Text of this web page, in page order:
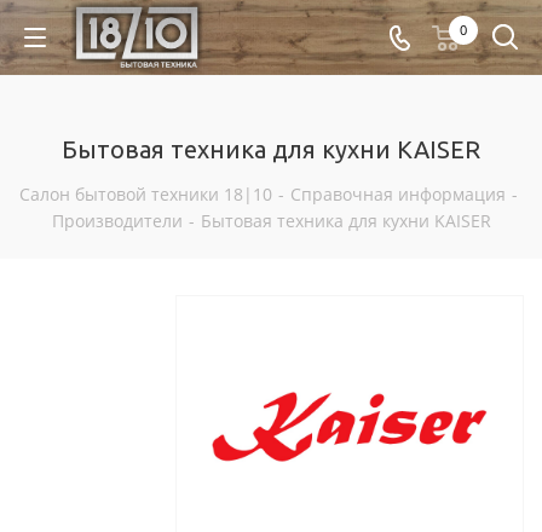
0
Бытовая техника для кухни KAISER
Салон бытовой техники 18|10 - Справочная информация -
Производители - Бытовая техника для кухни KAISER